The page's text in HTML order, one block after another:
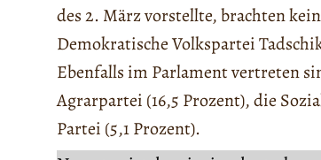
des 2. März vorstellte, brachten
Demokratische Volkspartei
Ebenfalls im Parlament vertreten
Agrarpartei (16,5 Prozent), die
Partei (5,1 Prozent).